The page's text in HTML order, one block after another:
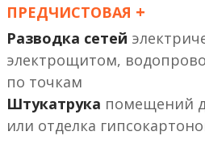
ПРЕДЧИСТОВАЯ +
Разводка сетей
электрощитом,
по точкам
Штукатрука помещений
или отделка